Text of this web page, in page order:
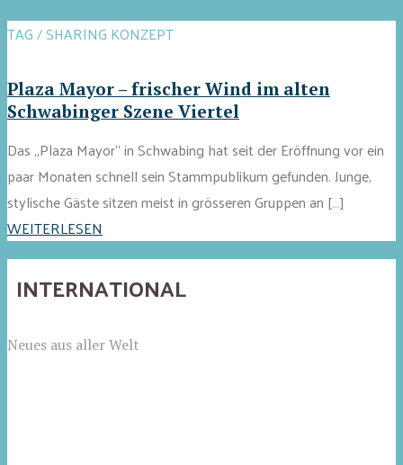
TAG / SHARING KONZEPT
Plaza Mayor – frischer Wind im alten
Schwabinger Szene Viertel
Das „Plaza Mayor“ in Schwabing hat seit der Eröffnung vor ein
paar Monaten schnell sein Stammpublikum gefunden. Junge,
stylische Gäste sitzen meist in grösseren Gruppen an […]
WEITERLESEN
INTERNATIONAL
Neues aus aller Welt